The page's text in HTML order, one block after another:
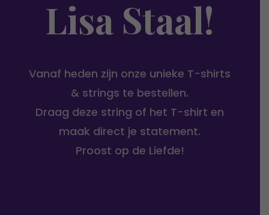
Lisa Staal!
Vanaf heden zijn onze unieke T-shirts
& strings te bestellen.
Draag deze string of het T-shirt en
maak direct je statement.
Proost op de Liefde!